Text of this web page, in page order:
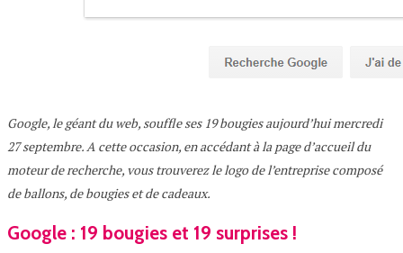
Google, le géant du web, souffle ses 19 bougies aujourd’hui mercredi
27 septembre. A cette occasion, en accédant à la page d’accueil du
moteur de recherche, vous trouverez le logo de l’entreprise composé
de ballons, de bougies et de cadeaux.
Google : 19 bougies et 19 surprises !